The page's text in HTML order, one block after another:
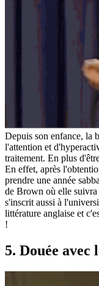
Depuis son enfance, la
l'attention et
traitement. En plus
En effet, après
prendre une année
de Brown où elle suivra
s'inscrit aussi à
littérature anglaise et
!
5. Douée avec